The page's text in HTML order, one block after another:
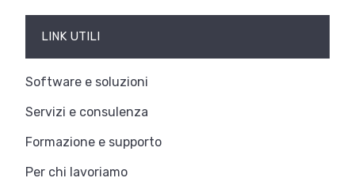
LINK UTILI
Software e soluzioni
Servizi e consulenza
Formazione e supporto
Per chi lavoriamo